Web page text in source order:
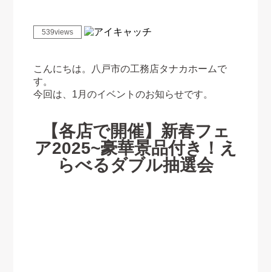
539views
こんにちは。八戸市の工務店タナカホームで
す。
今回は、1月のイベントのお知らせです。
【各店で開催】新春フェ
ア2025~豪華景品付き！え
らべるダブル抽選会